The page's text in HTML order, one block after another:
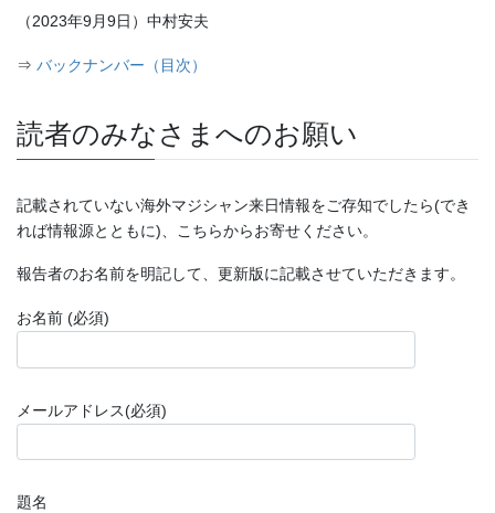
（2023年9月9日）中村安夫
⇒ バックナンバー（目次）
読者のみなさまへのお願い
記載されていない海外マジシャン来日情報をご存知でしたら(でき
れば情報源とともに)、こちらからお寄せください。
報告者のお名前を明記して、更新版に記載させていただきます。
お名前 (必須)
メールアドレス(必須)
題名